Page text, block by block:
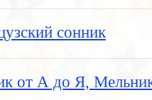
сонник
от А до Я,